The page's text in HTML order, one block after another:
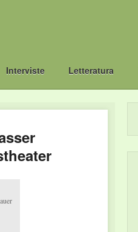
Interviste Letteratura